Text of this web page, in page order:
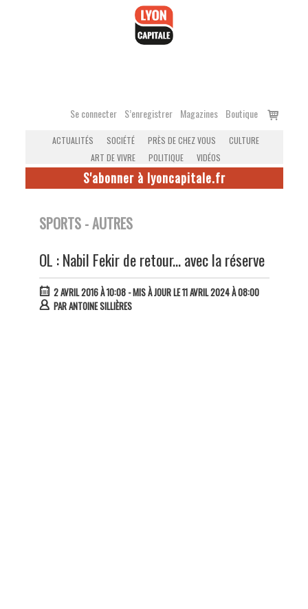
Se connecter S’enregistrer Magazines Boutique
Voir
ACTUALITÉS SOCIÉTÉ PRÈS DE CHEZ VOUS
CULTURE
ART DE VIVRE
POLITIQUE VIDÉOS
S'abonner à lyoncapitale.fr
SPORTS - AUTRES
OL : Nabil Fekir de retour... avec la réserve
2 AVRIL 2016 À 10:08- MIS À JOUR LE 11 AVRIL 2024 À 08:00
PARANTOINE SILLIÈRES